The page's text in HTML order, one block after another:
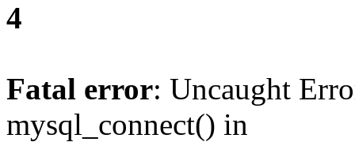
4
Fatal error: Uncaught
mysql_connect() in